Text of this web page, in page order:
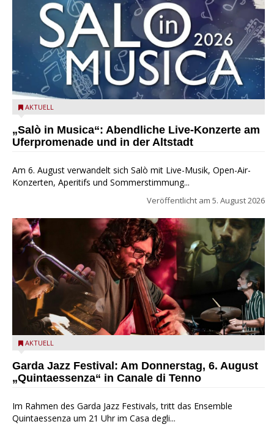
Salò in Musica 2026
AKTUELL
„Salò in Musica“: Abendliche Live-Konzerte am
Uferpromenade und in der Altstadt
Am 6. August verwandelt sich Salò mit Live-Musik, Open-Air-
Konzerten, Aperitifs und Sommerstimmung...
Veröffentlicht am 5. August 2026
Das Ensemble Quintaessenza zu Gast beim Garda Jazz
AKTUELL
Garda Jazz Festival: Am Donnerstag, 6. August
„Quintaessenza“ in Canale di Tenno
Im Rahmen des Garda Jazz Festivals, tritt das Ensemble
Quintaessenza um 21 Uhr im Casa degli...